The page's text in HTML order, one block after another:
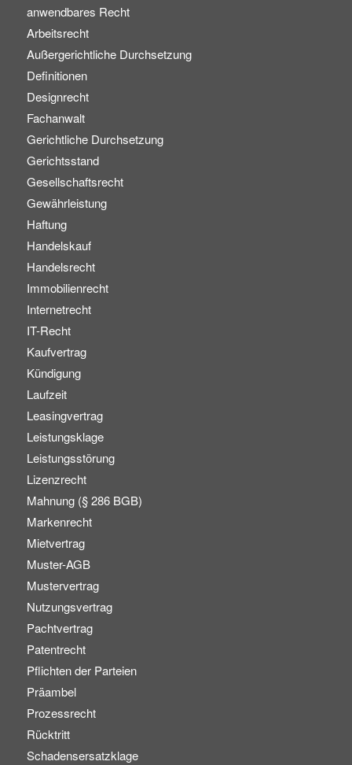
anwendbares Recht
Arbeitsrecht
Außergerichtliche Durchsetzung
Definitionen
Designrecht
Fachanwalt
Gerichtliche Durchsetzung
Gerichtsstand
Gesellschaftsrecht
Gewährleistung
Haftung
Handelskauf
Handelsrecht
Immobilienrecht
Internetrecht
IT-Recht
Kaufvertrag
Kündigung
Laufzeit
Leasingvertrag
Leistungsklage
Leistungsstörung
Lizenzrecht
Mahnung (§ 286 BGB)
Markenrecht
Mietvertrag
Muster-AGB
Mustervertrag
Nutzungsvertrag
Pachtvertrag
Patentrecht
Pflichten der Parteien
Präambel
Prozessrecht
Rücktritt
Schadensersatzklage